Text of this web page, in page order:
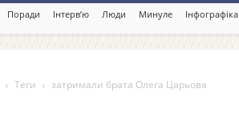
Поради Інтерв’ю Люди Минуле Інфографіка
Теги затримали брата Олега Царьова